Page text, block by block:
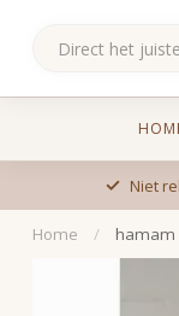
Niet
Home / hamam